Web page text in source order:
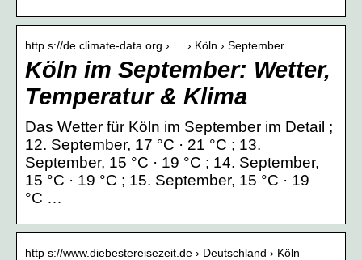
http s://de.climate-data.org › … › Köln › September
Köln im September: Wetter,
Temperatur & Klima
Das Wetter für Köln im September im Detail ;
12. September, 17 °C · 21 °C ; 13.
September, 15 °C · 19 °C ; 14. September,
15 °C · 19 °C ; 15. September, 15 °C · 19
°C …
http s://www.diebestereisezeit.de › Deutschland › Köln